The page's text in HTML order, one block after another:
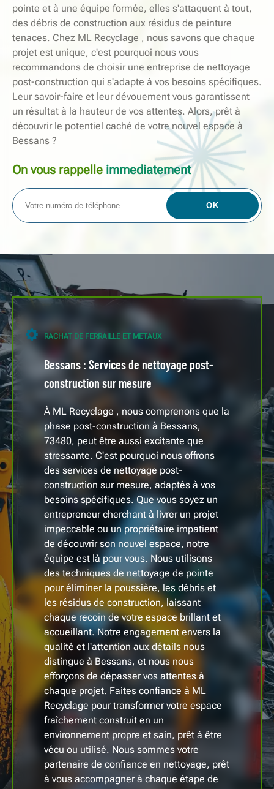
pointe et à une équipe formée, elles s'attaquent à tout,
des débris de construction aux résidus de peinture
tenaces. Chez ML Recyclage , nous savons que chaque
projet est unique, c'est pourquoi nous vous
recommandons de choisir une entreprise de nettoyage
post-construction qui s'adapte à vos besoins spécifiques.
Leur savoir-faire et leur dévouement vous garantissent
un résultat à la hauteur de vos attentes. Alors, prêt à
découvrir le potentiel caché de votre nouvel espace à
Bessans ?
On vous rappelle immediatement
RACHAT DE FERRAILLE ET METAUX
Bessans : Services de nettoyage post-
construction sur mesure
À ML Recyclage , nous comprenons que la
phase post-construction à Bessans,
73480, peut être aussi excitante que
stressante. C'est pourquoi nous offrons
des services de nettoyage post-
construction sur mesure, adaptés à vos
besoins spécifiques. Que vous soyez un
entrepreneur cherchant à livrer un projet
impeccable ou un propriétaire impatient
de découvrir son nouvel espace, notre
équipe est là pour vous. Nous utilisons
des techniques de nettoyage de pointe
pour éliminer la poussière, les débris et
les résidus de construction, laissant
chaque recoin de votre espace brillant et
accueillant. Notre engagement envers la
qualité et l'attention aux détails nous
distingue à Bessans, et nous nous
efforçons de dépasser vos attentes à
chaque projet. Faites confiance à ML
Recyclage pour transformer votre espace
fraîchement construit en un
environnement propre et sain, prêt à être
vécu ou utilisé. Nous sommes votre
partenaire de confiance en nettoyage, prêt
à vous accompagner à chaque étape de